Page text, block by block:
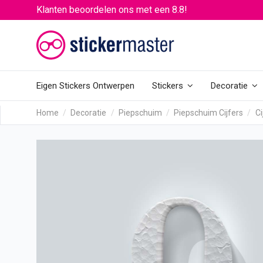
Klanten beoordelen ons met een 8.8!
Eigen Stickers Ontwerpen Stickers Decoratie
Home Decoratie Piepschuim Piepschuim Cijfers